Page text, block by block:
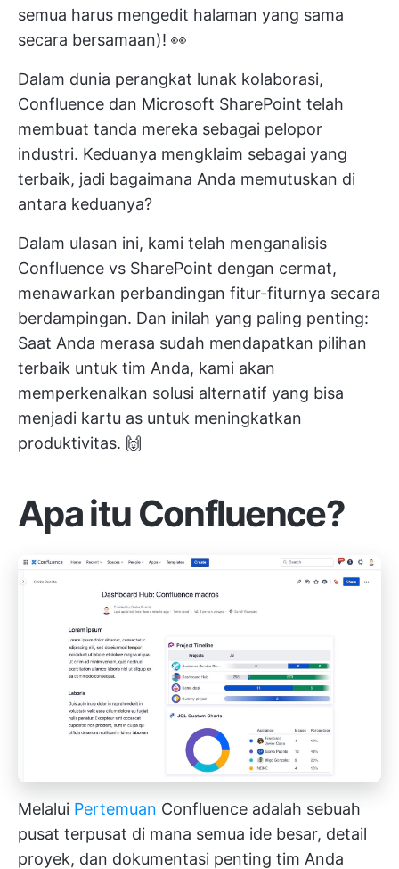
semua harus mengedit halaman yang sama
secara bersamaan)! 👀
Dalam dunia perangkat lunak kolaborasi,
Confluence dan Microsoft SharePoint telah
membuat tanda mereka sebagai pelopor
industri. Keduanya mengklaim sebagai yang
terbaik, jadi bagaimana Anda memutuskan di
antara keduanya?
Dalam ulasan ini, kami telah menganalisis
Confluence vs SharePoint dengan cermat,
menawarkan perbandingan fitur-fiturnya secara
berdampingan. Dan inilah yang paling penting:
Saat Anda merasa sudah mendapatkan pilihan
terbaik untuk tim Anda, kami akan
memperkenalkan solusi alternatif yang bisa
menjadi kartu as untuk meningkatkan
produktivitas. 🙌
Apa itu Confluence?
Melalui Pertemuan Confluence adalah sebuah
pusat terpusat di mana semua ide besar, detail
proyek, dan dokumentasi penting tim Anda